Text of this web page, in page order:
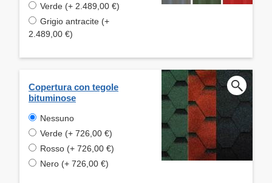
Verde (+ 2.489,00 €)
Grigio antracite (+
2.489,00 €)
Copertura con tegole
bituminose
Nessuno
Verde (+ 726,00 €)
Rosso (+ 726,00 €)
Nero (+ 726,00 €)